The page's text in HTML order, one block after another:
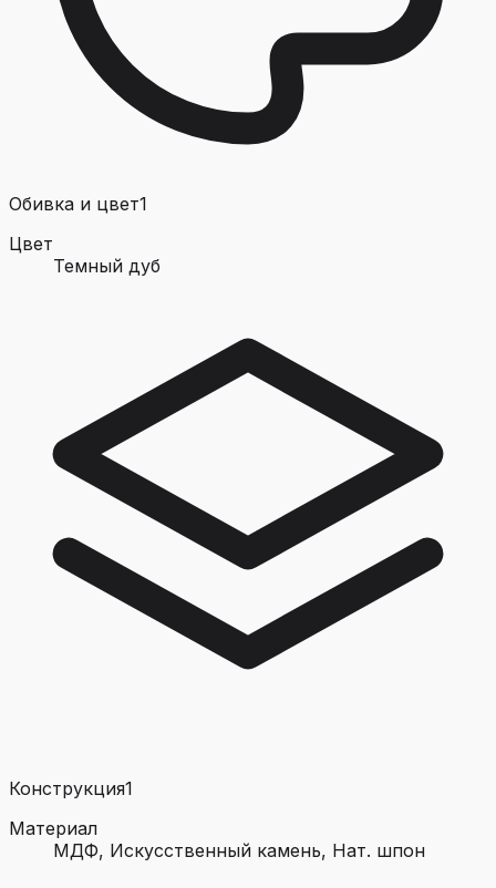
Обивка и цвет1
Цвет
Темный дуб
Конструкция1
Материал
МДФ, Искусственный камень, Нат. шпон